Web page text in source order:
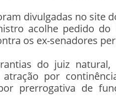
divulgadas no site
acolhe pedido do
os ex-senadores
do juiz
por
prerrogativa de